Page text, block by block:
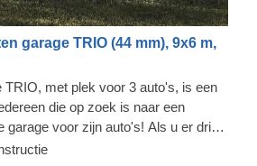
garage TRIO (44 mm), 9x6 m,
TRIO, met plek voor 3 auto's, is een
die op zoek is naar een
garage voor zijn auto's! Als u er drie
garage om uw auto's uit de wind